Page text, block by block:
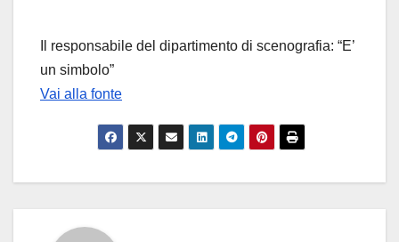
Il responsabile del dipartimento di scenografia: “E’
un simbolo”
Vai alla fonte